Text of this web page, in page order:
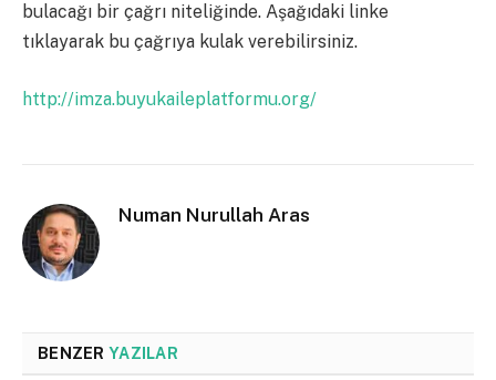
bulacağı bir çağrı niteliğinde. Aşağıdaki linke
tıklayarak bu çağrıya kulak verebilirsiniz.
http://imza.buyukaileplatformu.org/
Numan Nurullah Aras
BENZER YAZILAR